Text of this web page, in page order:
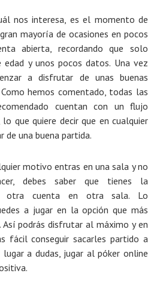
nos interesa, es el momento de
mayoría de ocasiones en pocos
abierta, recordando que solo
edad y unos pocos datos. Una vez
a disfrutar de unas buenas
hemos comentado, todas las
cuentan con un flujo
que quiere decir que en cualquier
una buena partida.
motivo entras en una sala y no
debes saber que tienes la
otra cuenta en otra sala. Lo
a jugar en la opción que más
Así podrás disfrutar al máximo y en
fácil conseguir sacarles partido a
lugar a dudas, jugar al póker online